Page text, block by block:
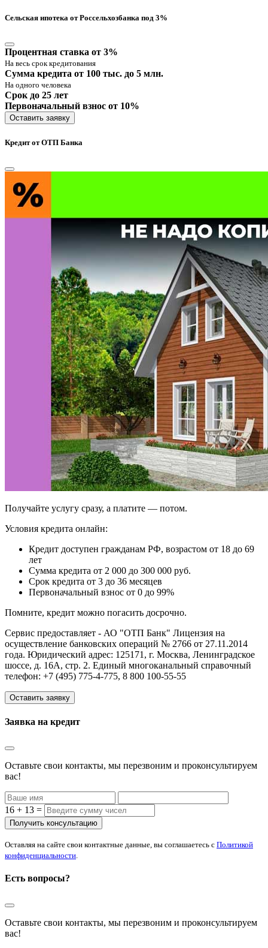
Сельская ипотека от Россельхозбанка под 3%
Процентная ставка от 3%
На весь срок кредитования
Сумма кредита от 100 тыс. до 5 млн.
На одного человека
Срок до 25 лет
Первоначальный взнос от 10%
Оставить заявку
Кредит от ОТП Банка
Получайте услугу сразу, а платите — потом.
Условия кредита онлайн:
Кредит доступен гражданам РФ, возрастом от 18 до 69
лет
Сумма кредита от 2 000 до 300 000 руб.
Срок кредита от 3 до 36 месяцев
Первоначальный взнос от 0 до 99%
Помните, кредит можно погасить досрочно.
Сервис предоставляет - АО "ОТП Банк" Лицензия на
осуществление банковских операций № 2766 от 27.11.2014
года. Юридический адрес: 125171, г. Москва, Ленинградское
шоссе, д. 16А, стр. 2. Единый многоканальный справочный
телефон: +7 (495) 775-4-775, 8 800 100-55-55
Оставить заявку
Заявка на кредит
Оставьте свои контакты, мы перезвоним и проконсультируем
вас!
16 + 13 =
Оставляя на сайте свои контактные данные, вы соглашаетесь с Политикой
конфиденциальности.
Есть вопросы?
Оставьте свои контакты, мы перезвоним и проконсультируем
вас!